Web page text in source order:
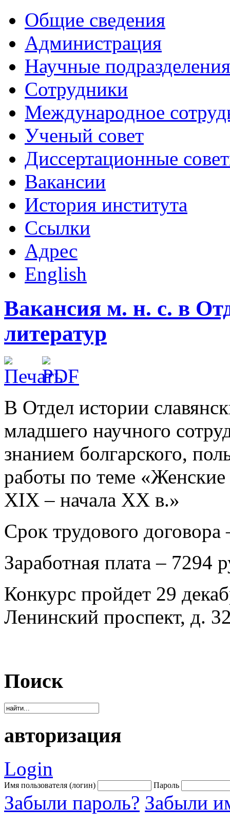
Общие сведения
Администрация
Научные подразделения
Сотрудники
Международное
Ученый совет
Диссертационные
Вакансии
История института
Ссылки
Адрес
English
Вакансия м. н. с. в
литератур
В Отдел истории
младшего научного
знанием болгарского,
работы по теме «Женские
XIX – начала XX в.»
Срок трудового договора
Заработная плата – 7294
Конкурс пройдет 29
Ленинский проспект, д.
Поиск
авторизация
Login
Имя пользователя (логин) Пароль
Забыли пароль? Забыли